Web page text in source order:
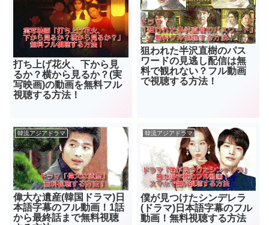
打ち上げ花火、下から見
るか？横から見るか？(実
写映画)の動画を無料フル
視聴する方法！
狙われた半沢直樹のパス
ワードの見逃し配信は無
料で観れない？フル動画
で視聴する方法！
韓流アジアドラマ
偉大な遺産(韓国ドラマ)日
本語字幕のフル動画！1話
から最終話まで無料視聴
韓流アジアドラマ
僕が見つけたシンデレラ
(ドラマ)日本語字幕のフル
動画！無料視聴する方法